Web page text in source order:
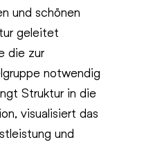
und schönen
geleitet
die zur
notwendig
Struktur in die
visualisiert das
und